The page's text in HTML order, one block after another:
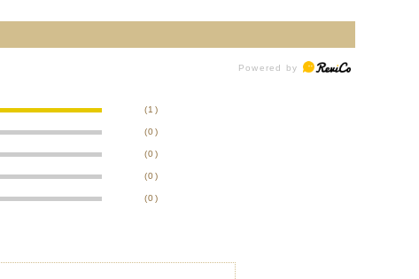
(1)
(0)
(0)
(0)
(0)